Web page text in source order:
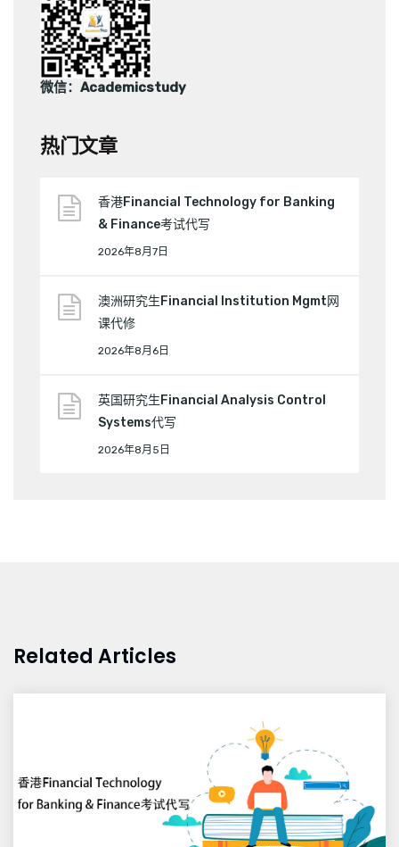
微信：Academicstudy
热门文章
香港Financial Technology for Banking
& Finance考试代写
2026年8月7日
澳洲研究生Financial Institution Mgmt网
课代修
2026年8月6日
英国研究生Financial Analysis Control
Systems代写
2026年8月5日
Related Articles